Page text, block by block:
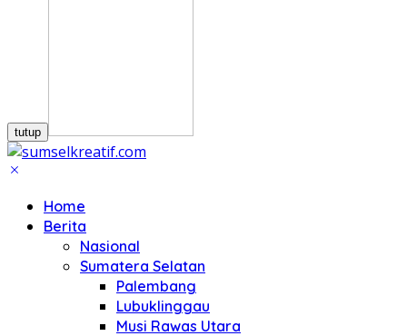
tutup
Home
Berita
Nasional
Sumatera Selatan
Palembang
Lubuklinggau
Musi Rawas Utara